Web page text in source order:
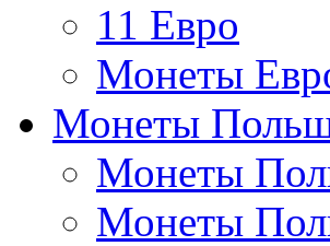
11 Евро
Монеты
Монеты
Монеты
Монеты